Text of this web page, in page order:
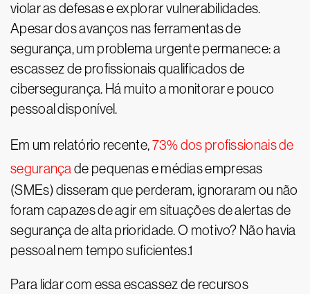
violar as defesas e explorar vulnerabilidades.
Apesar dos avanços nas ferramentas de
segurança, um problema urgente permanece: a
escassez de profissionais qualificados de
cibersegurança. Há muito a monitorar e pouco
pessoal disponível.
Em um relatório recente,73% dos profissionais de
segurança de pequenas e médias empresas
(SMEs) disseram que perderam, ignoraram ou não
foram capazes de agir em situações de alertas de
segurança de alta prioridade. O motivo? Não havia
pessoal nem tempo suficientes.1
Para lidar com essa escassez de recursos